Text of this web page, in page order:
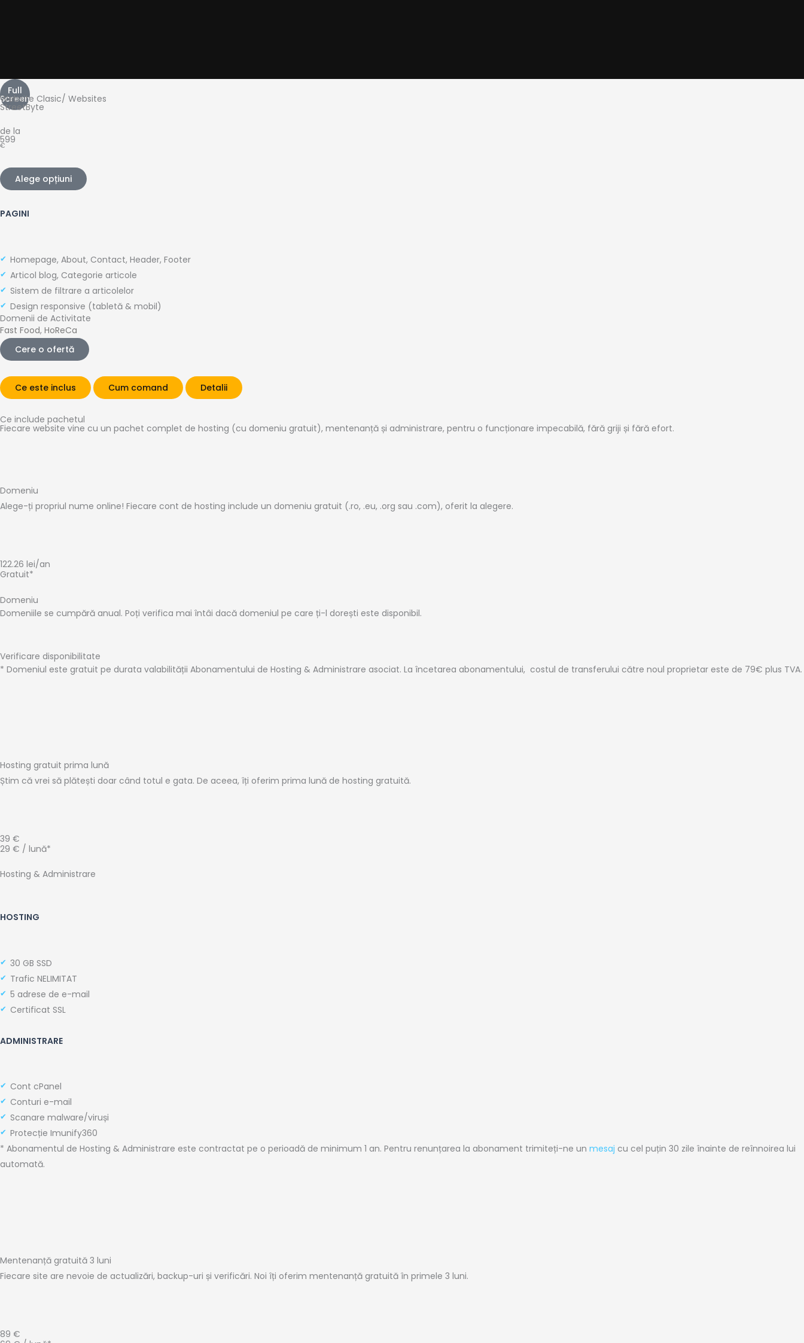
Full
Screen
Website Clasic/ Websites
StreetByte
de la
599
€
Alege opțiuni
PAGINI
Homepage, About, Contact, Header, Footer
Articol blog, Categorie articole
Sistem de filtrare a articolelor
Design responsive (tabletă & mobil)
Domenii de Activitate
Fast Food, HoReCa
Cere o ofertă
Ce este inclus Cum comand Detalii
Ce include pachetul
Fiecare website vine cu un pachet complet de hosting (cu domeniu gratuit), mentenanță și administrare, pentru o funcționare impecabilă, fără griji și fără efort.
Domeniu
Alege-ți propriul nume online! Fiecare cont de hosting include un domeniu gratuit (.ro, .eu, .org sau .com), oferit la alegere.
122.26 lei/an
Gratuit*
Domeniu
Domeniile se cumpără anual. Poți verifica mai întâi dacă domeniul pe care ți-l dorești este disponibil.
Verificare disponibilitate
* Domeniul este gratuit pe durata valabilității Abonamentului de Hosting & Administrare asociat. La încetarea abonamentului, costul de transferului către noul proprietar este de 79€ plus TVA.
Hosting gratuit prima lună
Știm că vrei să plătești doar când totul e gata. De aceea, îți oferim prima lună de hosting gratuită.
39 €
29 € / lună*
Hosting & Administrare
HOSTING
30 GB SSD
Trafic NELIMITAT
5 adrese de e-mail
Certificat SSL
ADMINISTRARE
Cont cPanel
Conturi e-mail
Scanare malware/viruși
Protecție Imunify360
* Abonamentul de Hosting & Administrare este contractat pe o perioadă de minimum 1 an. Pentru renunțarea la abonament trimiteți-ne un mesaj cu cel puțin 30 zile înainte de reînnoirea lui
automată.
Mentenanță gratuită 3 luni
Fiecare site are nevoie de actualizări, backup-uri și verificări. Noi îți oferim mentenanță gratuită în primele 3 luni.
89 €